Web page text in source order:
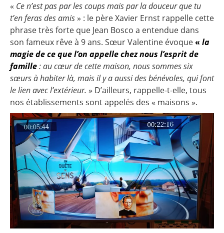
« Ce n’est pas par les coups mais par la douceur que tu
t’en feras des amis» : le père Xavier Ernst rappelle cette
phrase très forte que Jean Bosco a entendue dans
son fameux rêve à 9 ans. Sœur Valentine évoque« la
magie de ce que l’on appelle chez nous l’esprit de
famille: au cœur de cette maison, nous sommes six
sœurs à habiter là, mais il y a aussi des bénévoles, qui font
le lien avec l’extérieur. » D’ailleurs, rappelle-t-elle, tous
nos établissements sont appelés des « maisons ».